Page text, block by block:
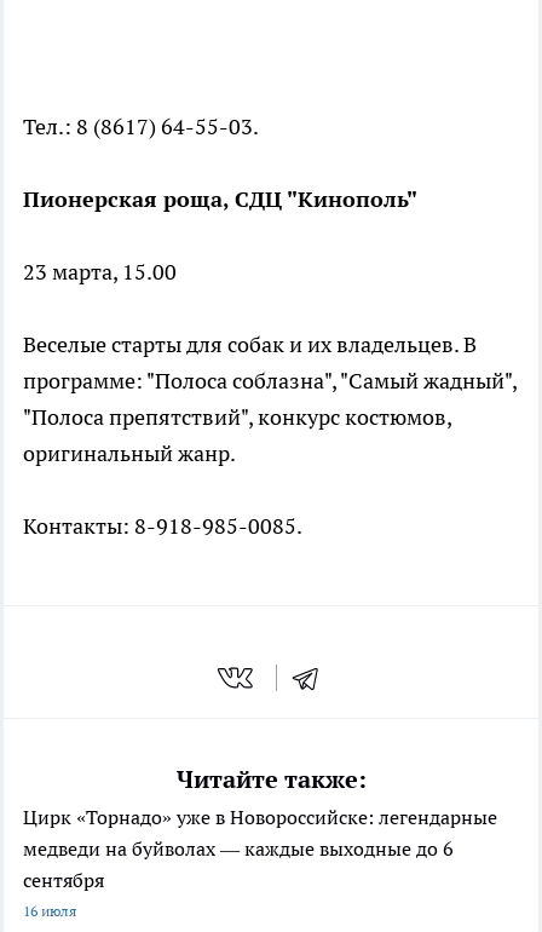
Тел.: 8 (8617) 64-55-03.
Пионерская роща, СДЦ "Кинополь"
23 марта, 15.00
Веселые старты для собак и их владельцев. В
программе: "Полоса соблазна", "Самый жадный",
"Полоса препятствий", конкурс костюмов,
оригинальный жанр.
Контакты: 8-918-985-0085.
Читайте также:
Цирк «Торнадо» уже в Новороссийске: легендарные
медведи на буйволах — каждые выходные до 6
сентября
16 июля